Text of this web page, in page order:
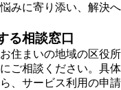
みに寄り添い、解決へ
る相談窓口
住まいの地域の区役所
ご相談ください。具体
、サービス利用の申請